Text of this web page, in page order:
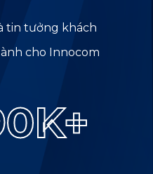
tin tưởng khách
cho Innocom
K+